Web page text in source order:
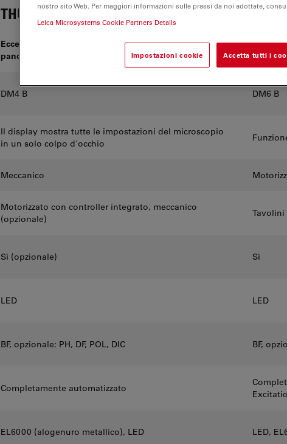
THUNDER Imager Tissue
Eccellente visualizzazione di singoli piani e
panoramiche veloci
DM4 B DM6 B
Il display mostra tutte le impostazioni del microscopio
in un solo colpo d'occhio
Meccanico
Motorizzato con controller integrato, meccanico
(opzionale)
Tavolini
Sì (opzionale) Sì
LED LED
BF, opzionale: PH, DF, POL, DIC BF,
Completamente automatizzato
EL6000 (alogenuro metallico), LED LED,
nostro sito Web. Per maggiori informazioni sulle prassi da noi adottate,
Leica Microsystems Cookie Partners Details
Impostazioni cookie Accetta tutti i